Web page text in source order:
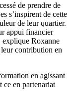
de prendre de
s’inspirent de cette
de leur quartier.
appui financier
explique Roxanne
contribution en
en agissant
ce en partenariat